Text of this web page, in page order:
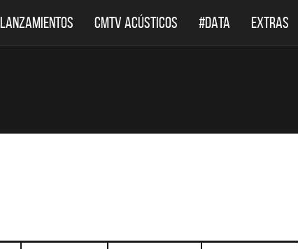
LANZAMIENTOS CMTV ACÚSTICOS #DATA EXTRAS